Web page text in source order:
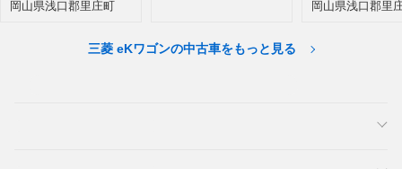
岡山県浅口郡里庄町 岡山県浅口郡里
三菱 eKワゴンの中古車をもっと見る